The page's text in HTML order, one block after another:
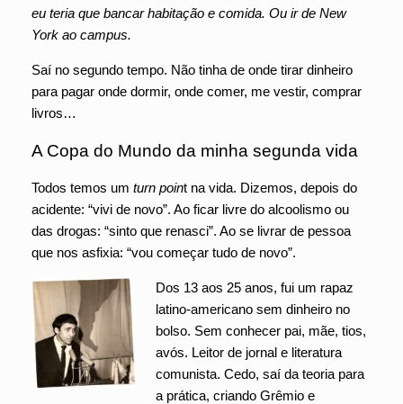
eu teria que bancar habitação e comida. Ou ir de New
York ao campus.
Saí no segundo tempo. Não tinha de onde tirar dinheiro
para pagar onde dormir, onde comer, me vestir, comprar
livros…
A Copa do Mundo da minha segunda vida
Todos temos um turn point na vida. Dizemos, depois do
acidente: “vivi de novo”. Ao ficar livre do alcoolismo ou
das drogas: “sinto que renasci”. Ao se livrar de pessoa
que nos asfixia: “vou começar tudo de novo”.
Dos 13 aos 25 anos, fui um rapaz
latino-americano sem dinheiro no
bolso. Sem conhecer pai, mãe, tios,
avós. Leitor de jornal e literatura
comunista. Cedo, saí da teoria para
a prática, criando Grêmio e